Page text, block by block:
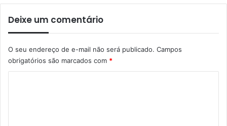
Deixe um comentário
O seu endereço de e-mail não será publicado. Campos
obrigatórios são marcados com *